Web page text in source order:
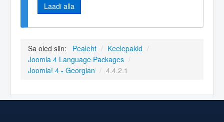
Laadi alla
Sa oled siin: Pealeht / Keelepakid /
Joomla 4 Language Packages /
Joomla! 4 - Georgian / 4.4.2.1